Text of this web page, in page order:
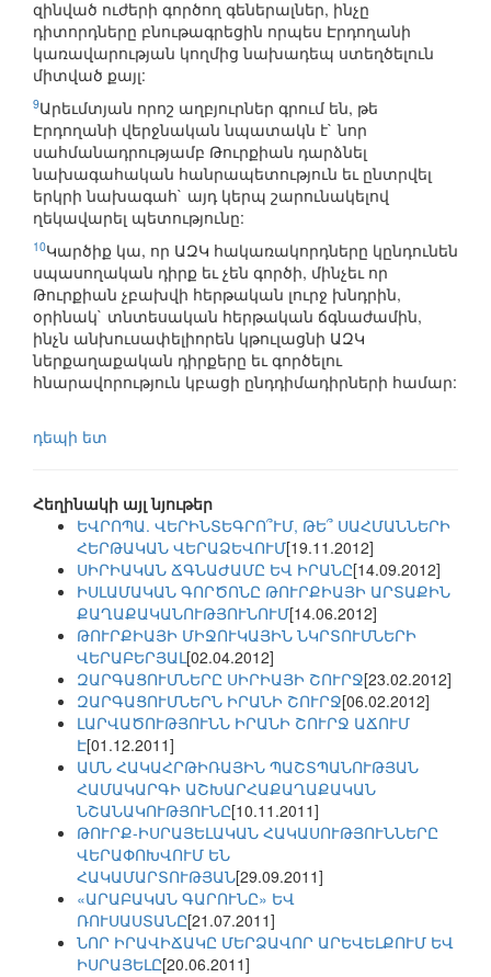
զինված ուժերի գործող գեներալներ, ինչը
դիտորդները բնութագրեցին որպես Էրդողանի
կառավարության կողմից նախադեպ ստեղծելուն
միտված քայլ:
9Արեւմտյան որոշ աղբյուրներ գրում են, թե
Էրդողանի վերջնական նպատակն է` նոր
սահմանադրությամբ Թուրքիան դարձնել
նախագահական հանրապետություն եւ ընտրվել
երկրի նախագահ` այդ կերպ շարունակելով
ղեկավարել պետությունը:
10Կարծիք կա, որ ԱԶԿ հակառակորդները կընդունեն
սպասողական դիրք եւ չեն գործի, մինչեւ որ
Թուրքիան չբախվի հերթական լուրջ խնդրին,
օրինակ` տնտեսական հերթական ճգնաժամին,
ինչն անխուսափելիորեն կթուլացնի ԱԶԿ
ներքաղաքական դիրքերը եւ գործելու
հնարավորություն կբացի ընդդիմադիրների համար:
դեպի ետ
Հեղինակի այլ նյութեր
ԵՎՐՈՊԱ. ՎԵՐԻՆՏԵԳՐՈ՞ՒՄ, ԹԵ՞ ՍԱՀՄԱՆՆԵՐԻ
ՀԵՐԹԱԿԱՆ ՎԵՐԱՁԵՎՈՒՄ[19.11.2012]
ՍԻՐԻԱԿԱՆ ՃԳՆԱԺԱՄԸ ԵՎ ԻՐԱՆԸ[14.09.2012]
ԻՍԼԱՄԱԿԱՆ ԳՈՐԾՈՆԸ ԹՈՒՐՔԻԱՅԻ ԱՐՏԱՔԻՆ
ՔԱՂԱՔԱԿԱՆՈՒԹՅՈՒՆՈՒՄ[14.06.2012]
ԹՈՒՐՔԻԱՅԻ ՄԻՋՈՒԿԱՅԻՆ ՆԿՐՏՈՒՄՆԵՐԻ
ՎԵՐԱԲԵՐՅԱԼ[02.04.2012]
ԶԱՐԳԱՑՈՒՄՆԵՐԸ ՍԻՐԻԱՅԻ ՇՈՒՐՋ[23.02.2012]
ԶԱՐԳԱՑՈՒՄՆԵՐՆ ԻՐԱՆԻ ՇՈՒՐՋ[06.02.2012]
ԼԱՐՎԱԾՈՒԹՅՈՒՆՆ ԻՐԱՆԻ ՇՈՒՐՋ ԱՃՈՒՄ
Է[01.12.2011]
ԱՄՆ ՀԱԿԱՀՐԹԻՌԱՅԻՆ ՊԱՇՏՊԱՆՈՒԹՅԱՆ
ՀԱՄԱԿԱՐԳԻ ԱՇԽԱՐՀԱՔԱՂԱՔԱԿԱՆ
ՆՇԱՆԱԿՈՒԹՅՈՒՆԸ[10.11.2011]
ԹՈՒՐՔ-ԻՍՐԱՅԵԼԱԿԱՆ ՀԱԿԱՍՈՒԹՅՈՒՆՆԵՐԸ
ՎԵՐԱՓՈԽՎՈՒՄ ԵՆ
ՀԱԿԱՄԱՐՏՈՒԹՅԱՆ[29.09.2011]
«ԱՐԱԲԱԿԱՆ ԳԱՐՈՒՆԸ» ԵՎ
ՌՈՒՍԱՍՏԱՆԸ[21.07.2011]
ՆՈՐ ԻՐԱՎԻՃԱԿԸ ՄԵՐՁԱՎՈՐ ԱՐԵՎԵԼՔՈՒՄ ԵՎ
ԻՍՐԱՅԵԼԸ[20.06.2011]